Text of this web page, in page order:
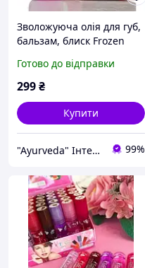
Зволожуюча олія для губ,
бальзам, блиск Frozen
Peptide Lip Oil, So Lips,
004, 4ml
Готово до відправки
299₴
Купити
"Ayurveda" Інтернет магазин аюрведичних товарів з Індії 99%